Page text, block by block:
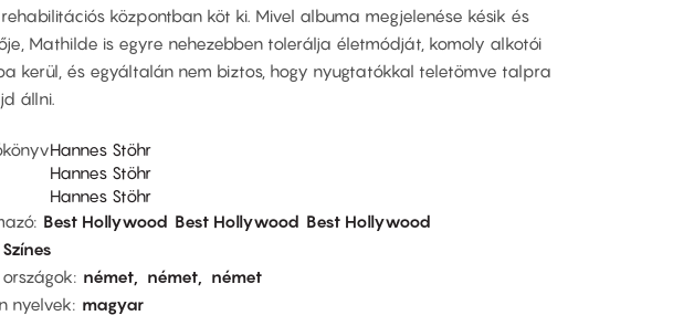
központban köt ki. Mivel albuma megjelenése késik és
Mathilde is egyre nehezebben tolerálja életmódját, komoly alkotói
kerül, és egyáltalán nem biztos, hogy nyugtatókkal teletömve talpra
állni.
Hannes Stöhr
Hannes Stöhr
Hannes Stöhr
Best Hollywood Best Hollywood Best Hollywood
Színes
német német
német
nyelvek
magyar